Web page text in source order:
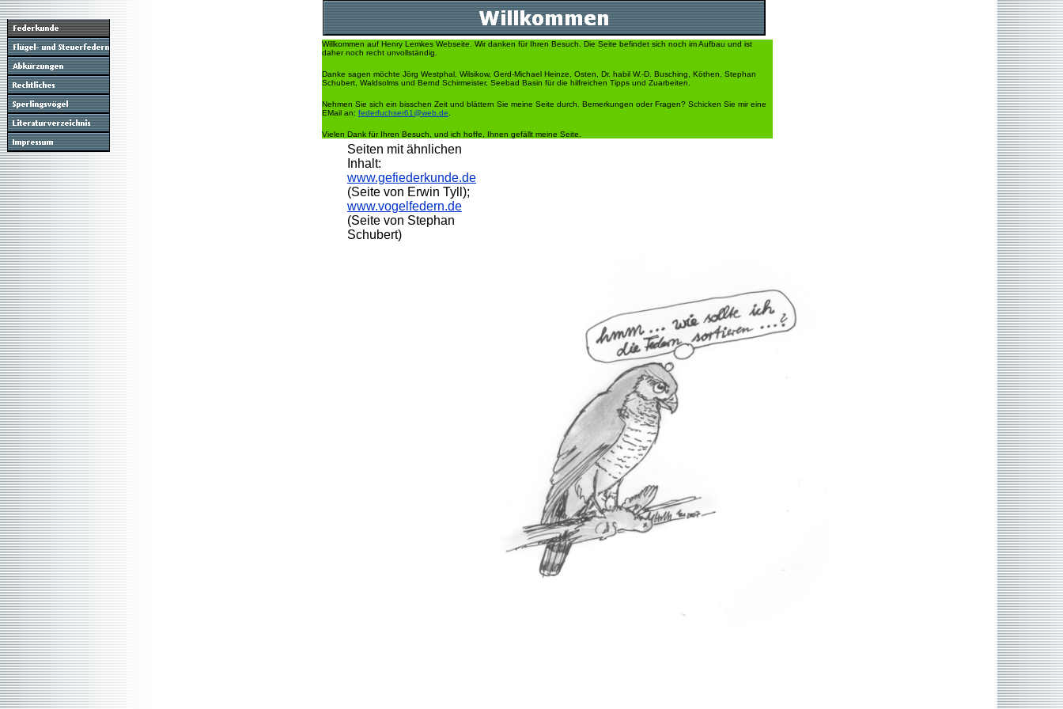
Willkommen auf Henry Lemkes Webseite. Wir danken für Ihren Besuch. Die Seite befindet sich noch im Aufbau und ist
daher noch recht unvollständig.
Danke sagen möchte Jörg Westphal, Wilsikow, Gerd-Michael Heinze, Osten, Dr. habil W.-D. Busching, Köthen, Stephan
Schubert, Waldsolms und Bernd Schirmeister, Seebad Basin für die hilfreichen Tipps und Zuarbeiten.
Nehmen Sie sich ein bisschen Zeit und blättern Sie meine Seite durch. Bemerkungen oder Fragen? Schicken Sie mir eine
EMail an: federfuchser61@web.de
Vielen Dank für Ihren Besuch, und ich hoffe, Ihnen gefällt meine Seite.
Seiten mit ähnlichen
Inhalt:
www.gefiederkunde.de
(Seite von Erwin Tyll);
www.vogelfedern.de
(Seite von Stephan
Schubert)